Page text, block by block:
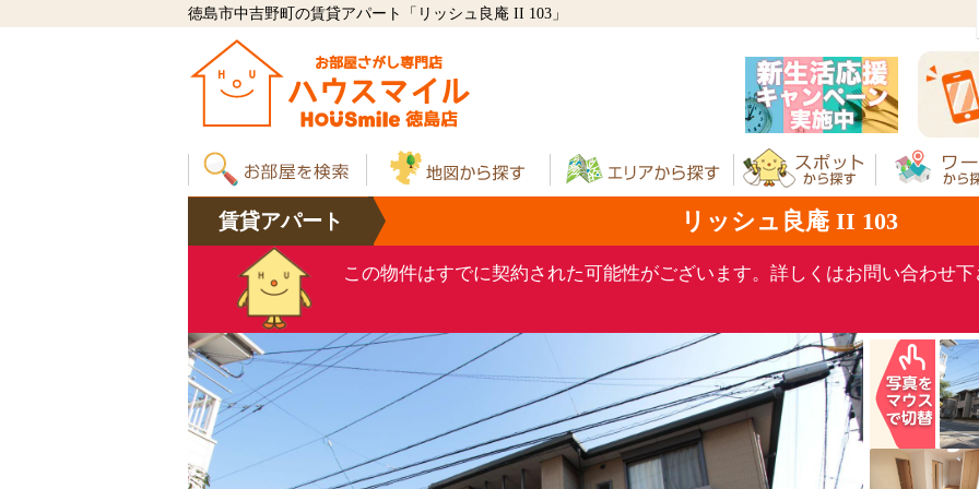
徳島市中吉野町の賃貸アパート「リッシュ良庵 II 103」
賃貸アパート リッシュ良庵 II 103
この物件はすでに契約された可能性がございます。詳しくはお問い合わせ